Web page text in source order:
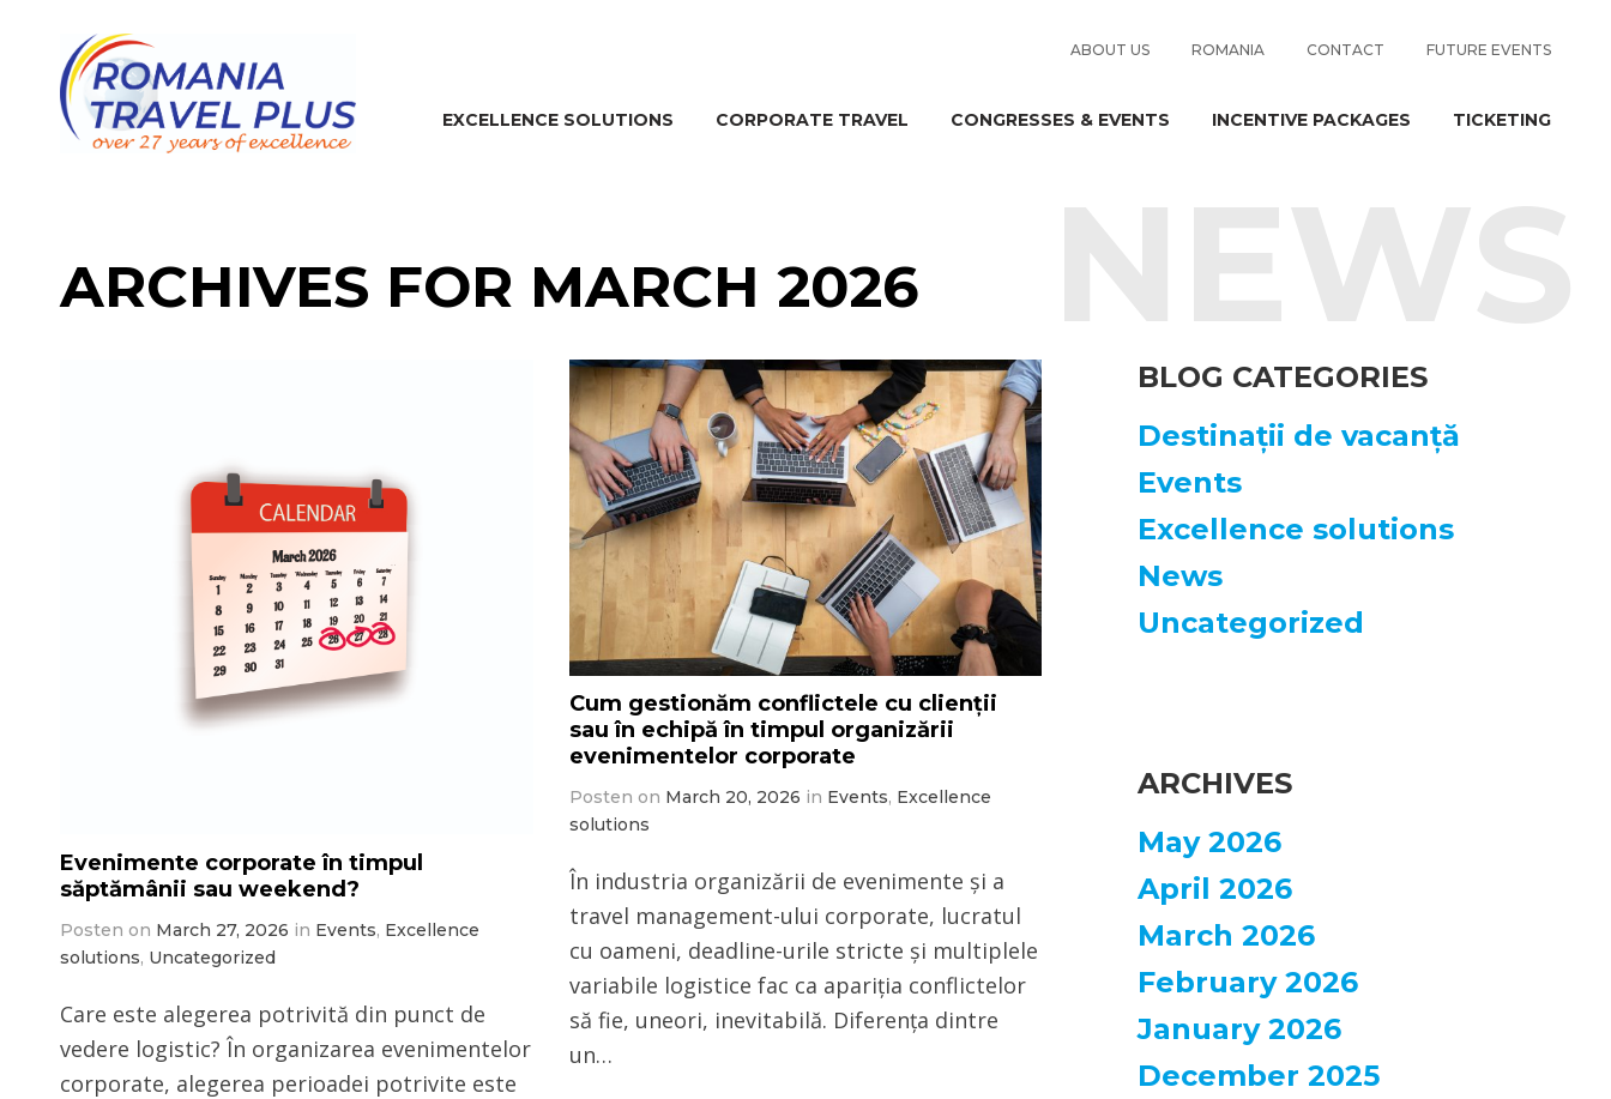
ABOUT US ROMANIA CONTACT FUTURE EVENTS
EXCELLENCE SOLUTIONS CORPORATE TRAVEL CONGRESSES & EVENTS INCENTIVE PACKAGES TICKETING
ARCHIVES FOR MARCH 2026
Evenimente corporate în timpul
săptămânii sau weekend?
Posten on March 27, 2026 in Events, Excellence
solutions, Uncategorized
Care este alegerea potrivită din punct de
vedere logistic? În organizarea evenimentelor
corporate, alegerea perioadei potrivite este
Cum gestionăm conflictele cu clienții
sau în echipă în timpul organizării
evenimentelor corporate
Posten on March 20, 2026 in Events, Excellence
solutions
În industria organizării de evenimente și a
travel management-ului corporate, lucratul
cu oameni, deadline-urile stricte și multiplele
variabile logistice fac ca apariția conflictelor
să fie, uneori, inevitabilă. Diferența dintre
un…
BLOG CATEGORIES
Destinații de vacanță
Events
Excellence solutions
News
Uncategorized
ARCHIVES
May 2026
April 2026
March 2026
February 2026
January 2026
December 2025